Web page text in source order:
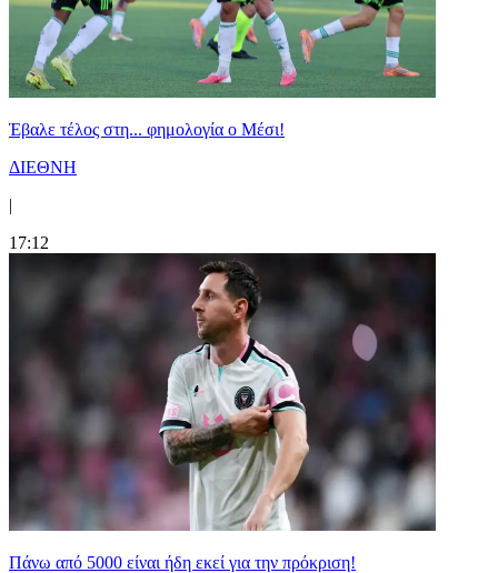
Έβαλε τέλος στη... φημολογία o Μέσι!
ΔΙΕΘΝΗ
|
17:12
Πάνω από 5000 είναι ήδη εκεί για την πρόκριση!